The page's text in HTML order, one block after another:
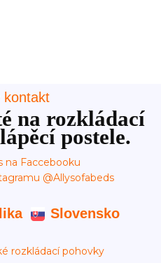
kontakt
na rozkládací
postele.
Slovensko